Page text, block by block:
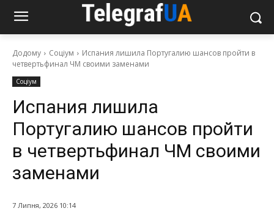
Додому Соціум
Испания лишила Португалию шансов пройти в
четвертьфинал ЧМ своими заменами
Соціум
Испания лишила
Португалию шансов пройти
в четвертьфинал ЧМ своими
заменами
7 Липня, 2026 10:14